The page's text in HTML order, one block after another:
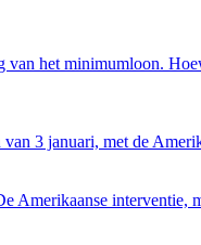
van het minimumloon.
3 januari, met de
Amerikaanse